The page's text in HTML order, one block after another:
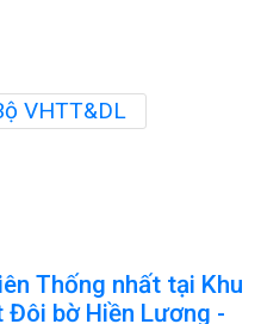
VHTT&DL
Thống nhất tại Khu
bờ Hiền Lương -